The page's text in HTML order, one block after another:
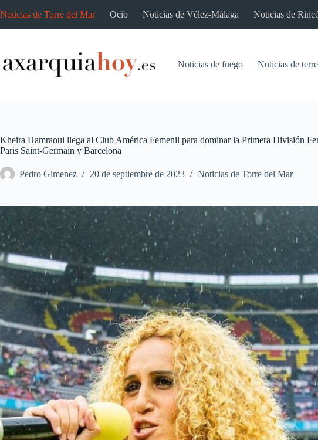
al
Noticias de Torre del Mar Ocio Noticias de Vélez-Málaga Noticias de
Noticias de fuego Noticias de
Kheira Hamraoui llega al Club América Femenil para dominar la Primera División
Paris Saint-Germain y Barcelona
Pedro Gimenez 20 de septiembre de 2023 Noticias de Torre del Mar